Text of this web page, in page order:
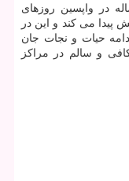
در واپسین روزهای
پیدا می کند و این در
حیات و نجات جان
و سالم در مراکز